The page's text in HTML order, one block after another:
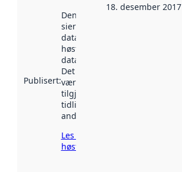
Publisert:
Denne datoen
sier når
datasettet ble
høstet av
data.norge.no.
Det kan ha
vært
tilgjengelig
tidligere
andre steder.
Les mer om
høsting her
18. desember 2017